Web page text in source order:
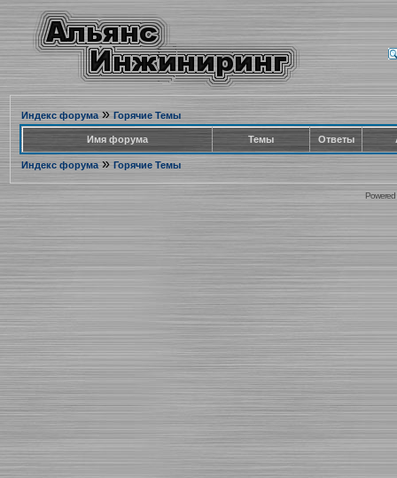
Индекс форума» Горячие Темы
Имя форума Темы Ответы
Индекс форума» Горячие Темы